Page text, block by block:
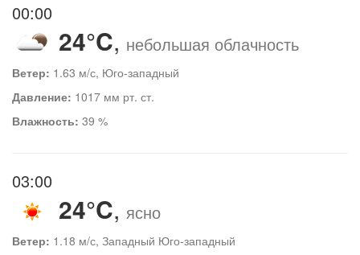
00:00
24°C, небольшая облачность
Ветер: 1.63 м/с, Юго-западный
Давление: 1017 мм рт. ст.
Влажность: 39 %
03:00
24°C, ясно
Ветер: 1.18 м/с, Западный Юго-западный